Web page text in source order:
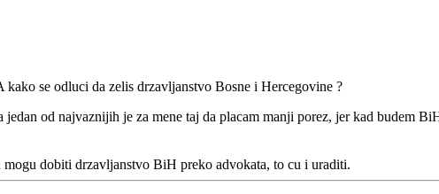
kako se odluci da zelis drzavljanstvo Bosne i Hercegovine ?
od najvaznijih je za mene taj da placam manji porez, jer kad budem
dobiti drzavljanstvo BiH preko advokata, to cu i uraditi.